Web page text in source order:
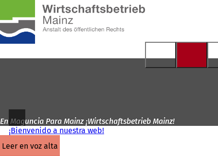
Saltar al contenido
página
de
inicio
En Maguncia Para Mainz ¡Wirtschaftsbetrieb Mainz!
¡Bienvenido a nuestra web!
leer en voz alta